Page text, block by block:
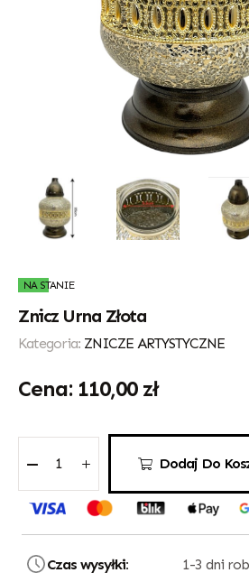
NA STANIE
Znicz Urna Złota
Kategoria: ZNICZE ARTYSTYCZNE
110,00 zł
Dodaj Do
Czas wysyłki: 1-3 dni